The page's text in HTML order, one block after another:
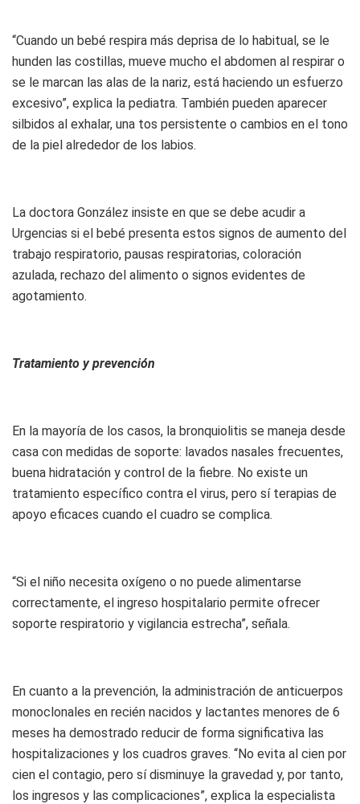
“Cuando un bebé respira más deprisa de lo habitual, se le
hunden las costillas, mueve mucho el abdomen al respirar o
se le marcan las alas de la nariz, está haciendo un esfuerzo
excesivo”, explica la pediatra. También pueden aparecer
silbidos al exhalar, una tos persistente o cambios en el tono
de la piel alrededor de los labios.
La doctora González insiste en que se debe acudir a
Urgencias si el bebé presenta estos signos de aumento del
trabajo respiratorio, pausas respiratorias, coloración
azulada, rechazo del alimento o signos evidentes de
agotamiento.
Tratamiento y prevención
En la mayoría de los casos, la bronquiolitis se maneja desde
casa con medidas de soporte: lavados nasales frecuentes,
buena hidratación y control de la fiebre. No existe un
tratamiento específico contra el virus, pero sí terapias de
apoyo eficaces cuando el cuadro se complica.
“Si el niño necesita oxígeno o no puede alimentarse
correctamente, el ingreso hospitalario permite ofrecer
soporte respiratorio y vigilancia estrecha”, señala.
En cuanto a la prevención, la administración de anticuerpos
monoclonales en recién nacidos y lactantes menores de 6
meses ha demostrado reducir de forma significativa las
hospitalizaciones y los cuadros graves. “No evita al cien por
cien el contagio, pero sí disminuye la gravedad y, por tanto,
los ingresos y las complicaciones”, explica la especialista